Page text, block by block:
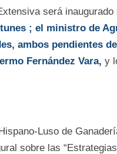
será inaugurado
; el ministro de
ambos pendientes
Fernández Vara, y
Luso de
sobre las